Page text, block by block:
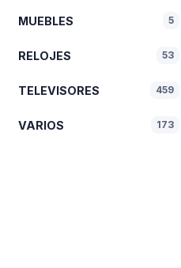
MUEBLES 5
RELOJES 53
TELEVISORES 459
VARIOS 173